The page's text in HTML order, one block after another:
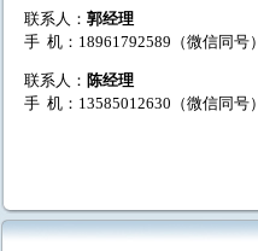
联系人： 郭经理
手 机：18961792589（微信同号）
联系人： 陈经理
手 机：13585012630（微信同号）